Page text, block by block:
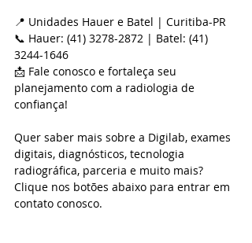
📍 Unidades Hauer e Batel | Curitiba-PR
📞 Hauer: (41) 3278-2872 | Batel: (41)
3244-1646
📩 Fale conosco e fortaleça seu
planejamento com a radiologia de
confiança!
Quer saber mais sobre a Digilab, exames
digitais, diagnósticos, tecnologia
radiográfica, parceria e muito mais?
Clique nos botões abaixo para entrar em
contato conosco.